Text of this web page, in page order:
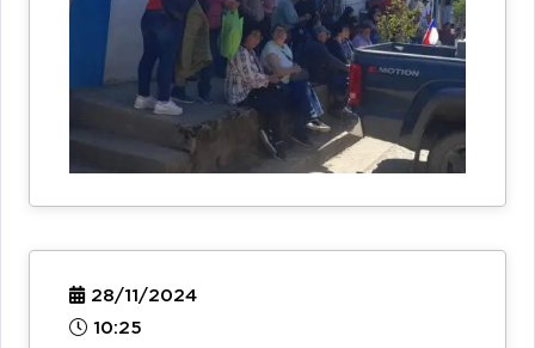
28/11/2024
10:25